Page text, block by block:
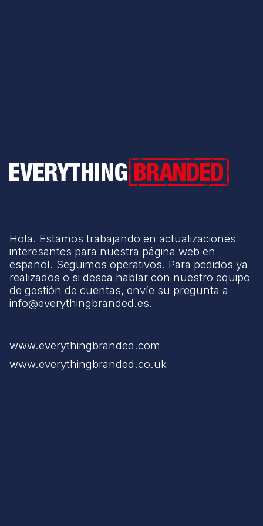
Everything Branded
Hola. Estamos trabajando en actualizaciones
interesantes para nuestra página web en
español. Seguimos operativos. Para pedidos ya
realizados o si desea hablar con nuestro equipo
de gestión de cuentas, envíe su pregunta a
info@everythingbranded.es.
www.everythingbranded.com
www.everythingbranded.co.uk